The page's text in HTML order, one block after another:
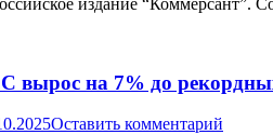
вырос на 7% до
Оставить комментарий